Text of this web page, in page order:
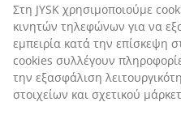
Στη JYSK χρησιμοποιούμε
κινητών τηλεφώνων για να
εμπειρία κατά την επίσκεψη
cookies συλλέγουν
την εξασφάλιση
στοιχείων και σχετικού